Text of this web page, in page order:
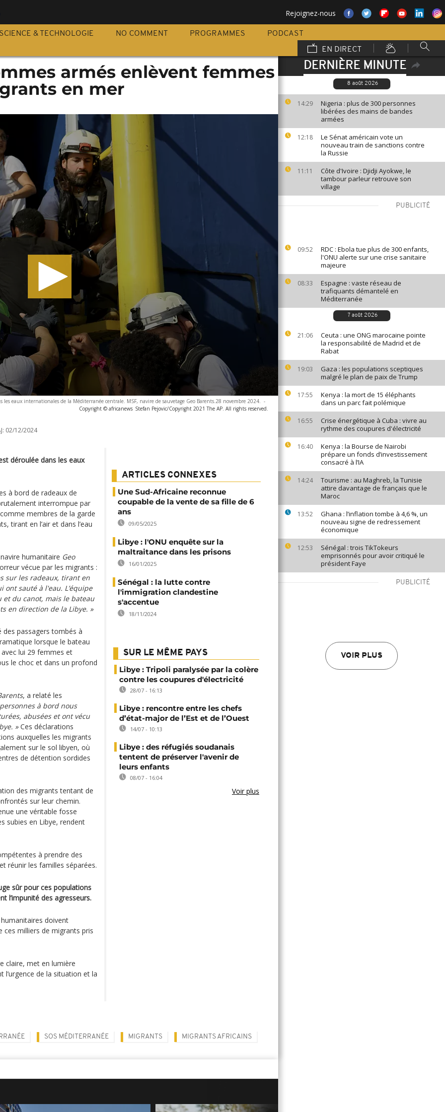
Rejoignez-nous
SCIENCE & TECHNOLOGIE NO COMMENT PROGRAMMES
PODCAST
EN DIRECT
DERNIÈRE MINUTE
8 août 2026
14:29
Nigeria : plus de 300 personnes
libérées des mains de bandes
armées
12:18
Le Sénat américain vote un
nouveau train de sanctions contre
la Russie
11:11
Côte d'Ivoire : Djidji Ayokwe, le
tambour parleur retrouve son
village
PUBLICITÉ
09:52
RDC : Ebola tue plus de 300 enfants,
l'ONU alerte sur une crise sanitaire
majeure
08:33
Espagne : vaste réseau de
trafiquants démantelé en
Méditerranée
7 août 2026
21:06
Ceuta : une ONG marocaine pointe
la responsabilité de Madrid et de
Rabat
19:03
Gaza : les populations sceptiques
malgré le plan de paix de Trump
17:55
Kenya : la mort de 15 éléphants
dans un parc fait polémique
16:55
Crise énergétique à Cuba : vivre au
rythme des coupures d'électricité
16:40
Kenya : la Bourse de Nairobi
prépare un fonds d’investissement
consacré à l’IA
14:24
Tourisme : au Maghreb, la Tunisie
attire davantage de français que le
Maroc
13:52
Ghana : l’inflation tombe à 4,6 %, un
nouveau signe de redressement
économique
12:53
Sénégal : trois TikTokeurs
emprisonnés pour avoir critiqué le
président Faye
PUBLICITÉ
VOIR PLUS
armés enlèvent femmes
en mer
les eaux internationales de la Méditerranée centrale. MSF, navire de sauvetage Geo Barents.28 novembre 2024. -
Copyright © africanews Stefan Pejovic/Copyright 2021 The AP. All rights reserved.
02/12/2024
déroulée dans les eaux
à bord de radeaux de
interrompue par
membres de la garde
tirant en l’air et dans l’eau
humanitaire Geo
vécue par les migrants :
sur les radeaux, tirant en
ont sauté à l'eau. L’équipe
et du canot, mais le bateau
en direction de la Libye. »
passagers tombés à
lorsque le bateau
lui 29 femmes et
le choc et dans un profond
, a relaté les
à bord nous
abusées et ont vécu
»Ces déclarations
auxquelles les migrants
sur le sol libyen, où
de détention sordides
des migrants tentant de
sur leur chemin.
une véritable fosse
subies en Libye, rendent
à prendre des
réunir les familles séparées.
sûr pour ces populations
l’impunité des agresseurs.
doivent
milliers de migrants pris
claire, met en lumière
de la situation et la
ARTICLES CONNEXES
Une Sud-Africaine reconnue
coupable de la vente de sa fille de 6
ans
09/05/2025
Libye : l'ONU enquête sur la
maltraitance dans les prisons
16/01/2025
Sénégal : la lutte contre
l'immigration clandestine
s'accentue
18/11/2024
SUR LE MÊME PAYS
Libye : Tripoli paralysée par la colère
contre les coupures d'électricité
28/07 - 16:13
Libye : rencontre entre les chefs
d’état-major de l’Est et de l’Ouest
14/07 - 10:13
Libye : des réfugiés soudanais
tentent de préserver l'avenir de
leurs enfants
08/07 - 16:04
Voir plus
SOS MÉDITERRANÉE MIGRANTS MIGRANTS AFRICAINS